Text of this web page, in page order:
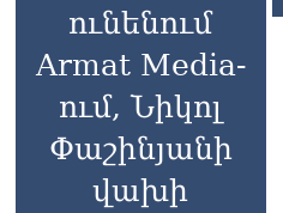
ունենում
Armat Media-
ում, Նիկոլ
Փաշինյանի
վախի